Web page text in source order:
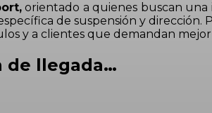
orientado a quienes buscan una
de suspensión y
y a clientes que demandan
de llegada…